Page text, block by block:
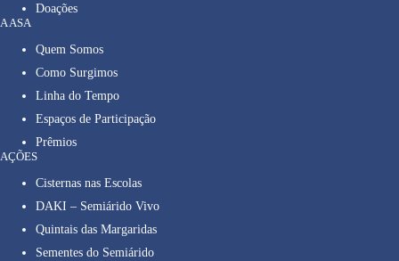
Doações
A ASA
Quem Somos
Como Surgimos
Linha do Tempo
Espaços de Participação
Prêmios
AÇÕES
Cisternas nas Escolas
DAKI – Semiárido Vivo
Quintais das Margaridas
Sementes do Semiárido